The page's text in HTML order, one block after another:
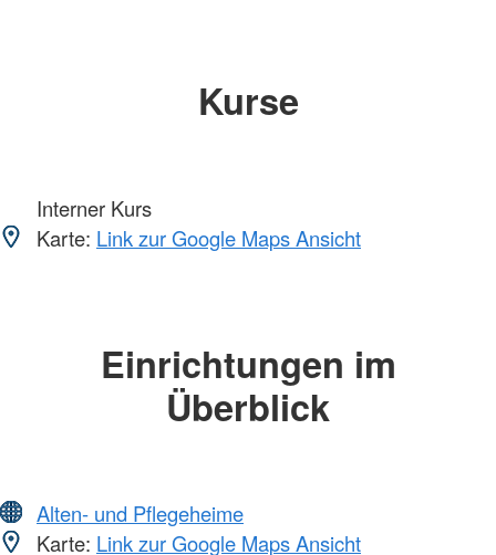
Kurse
Interner Kurs
Karte: Link zur Google Maps Ansicht
Einrichtungen im
Überblick
Alten- und Pflegeheime
Karte: Link zur Google Maps Ansicht